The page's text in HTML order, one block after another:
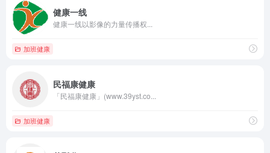
健康一线
健康一线以影像的力量传播权...
加班健康
民福康健康
「民福康健康」(www.39yst.co...
加班健康